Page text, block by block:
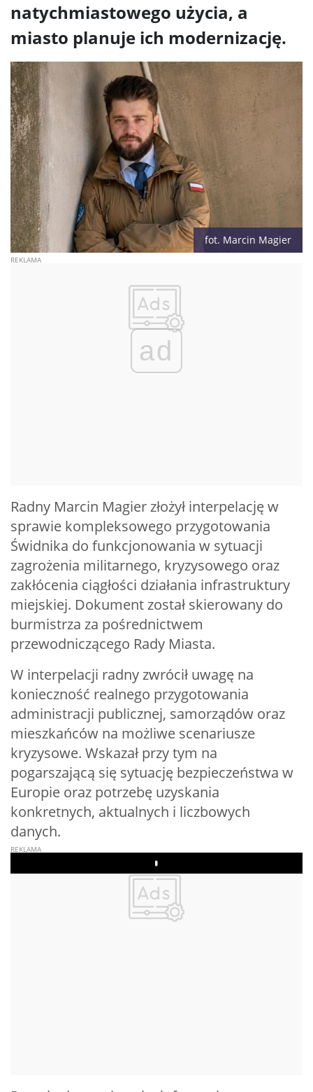
natychmiastowego użycia, a
miasto planuje ich modernizację.
fot. Marcin Magier
ad
Radny Marcin Magier złożył interpelację w
sprawie kompleksowego przygotowania
Świdnika do funkcjonowania w sytuacji
zagrożenia militarnego, kryzysowego oraz
zakłócenia ciągłości działania infrastruktury
miejskiej. Dokument został skierowany do
burmistrza za pośrednictwem
przewodniczącego Rady Miasta.
W interpelacji radny zwrócił uwagę na
konieczność realnego przygotowania
administracji publicznej, samorządów oraz
mieszkańców na możliwe scenariusze
kryzysowe. Wskazał przy tym na
pogarszającą się sytuację bezpieczeństwa w
Europie oraz potrzebę uzyskania
konkretnych, aktualnych i liczbowych
danych.
Play